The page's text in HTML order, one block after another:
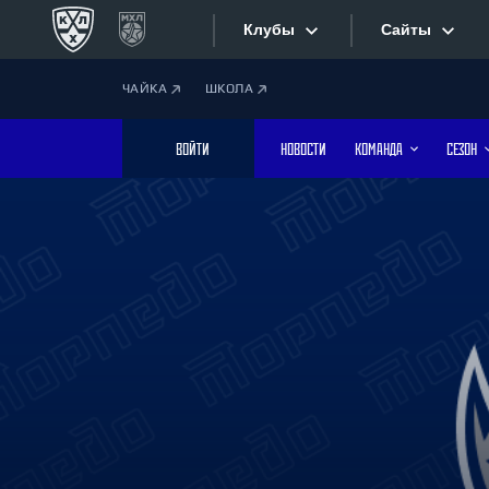
Клубы
Дивизион Боброва
Лада
Сайты
Фотобанк
ЧАЙКА ШКОЛА
ВОЙТИ НОВОСТИ КОМАНДА СЕЗОН